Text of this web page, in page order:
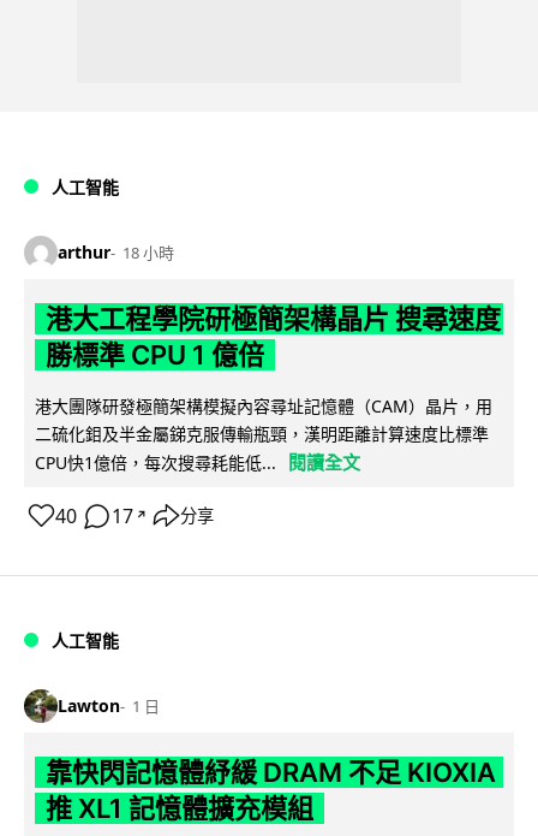
人工智能
arthur 18 小時
港大工程學院研極簡架構晶片 搜尋速度
勝標準 CPU 1 億倍
港大團隊研發極簡架構模擬內容尋址記憶體（CAM）晶片，用
二硫化鉬及半金屬銻克服傳輸瓶頸，漢明距離計算速度比標準
CPU快1億倍，每次搜尋耗能低...
閱讀全文
40 17 ↗ 分享
人工智能
Lawton 1 日
靠快閃記憶體紓緩 DRAM 不足 KIOXIA
推 XL1 記憶體擴充模組